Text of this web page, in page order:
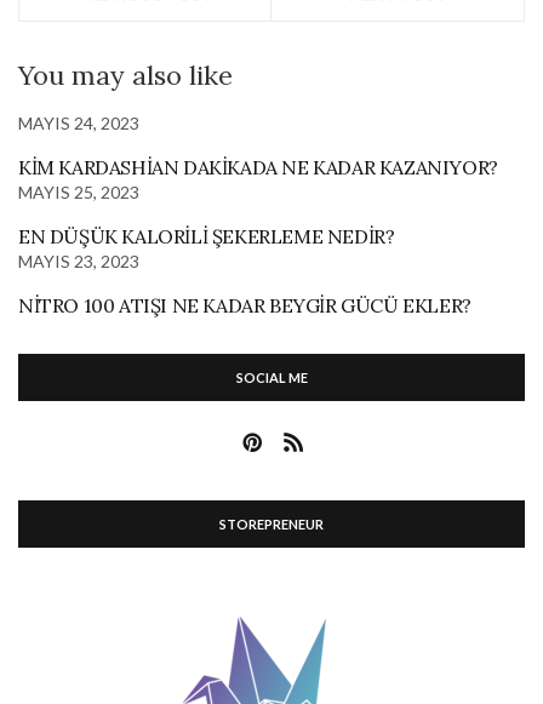
You may also like
MAYIS 24, 2023
KIM KARDASHIAN DAKIKADA NE KADAR KAZANIYOR?
MAYIS 25, 2023
EN DÜŞÜK KALORILI ŞEKERLEME NEDIR?
MAYIS 23, 2023
NITRO 100 ATIŞI NE KADAR BEYGIR GÜCÜ EKLER?
SOCIAL ME
STOREPRENEUR